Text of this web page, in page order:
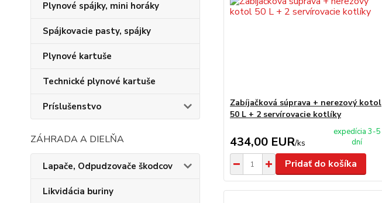
Plynové spájky, mini horáky
Spájkovacie pasty, spájky
Plynové kartuše
Technické plynové kartuše
Príslušenstvo
ZÁHRADA A DIELŇA
Lapače, Odpudzovače škodcov
Likvidácia buriny
Zabíjačková súprava + nerezový kotol
50 L + 2 servírovacie kotlíky
434,00 EUR/ks
expedícia 3-5
dní
Pridať do košíka